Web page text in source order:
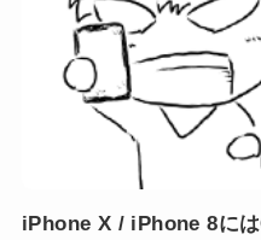
iPhone X / iPhone 8に